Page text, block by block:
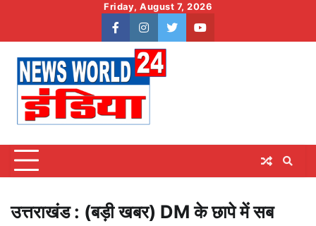
content
Friday, August 7, 2026
facebookinstagram
twitteryoutube
उत्तराखंड : (बड़ी खबर) DM के छापे में सब